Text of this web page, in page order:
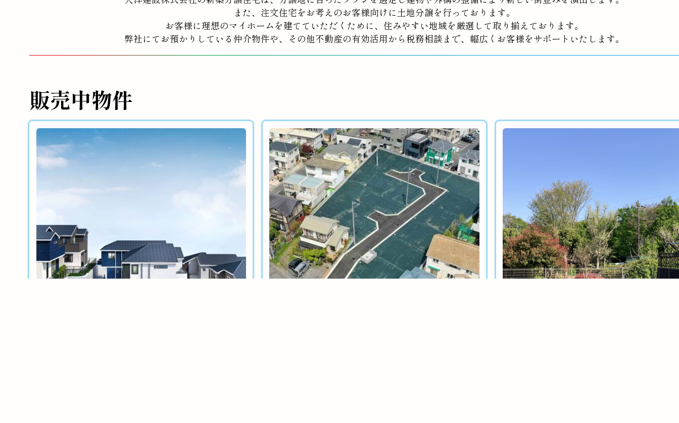
また、注文住宅をお考えのお客様向けに土地分譲を行っております。
お客様に理想のマイホームを建てていただくために、住みやすい地域を厳選して取り揃えております。
弊社にてお預かりしている仲介物件や、その他不動産の有効活用から税務相談まで、幅広くお客様をサポートいたします。
販売中物件